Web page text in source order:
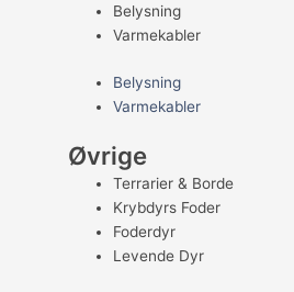
Belysning
Varmekabler
Belysning
Varmekabler
Øvrige
Terrarier & Borde
Krybdyrs Foder
Foderdyr
Levende Dyr